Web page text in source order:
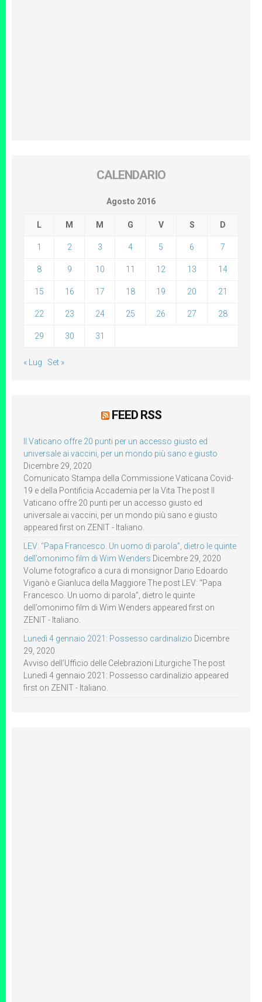
CALENDARIO
Agosto 2016
L M M G V S D
1 2 3 4 5 6 7
8 9 10 11 12 13 14
15 16 17 18 19 20 21
22 23 24 25 26 27 28
29 30 31
« Lug Set »
FEED RSS
Il Vaticano offre 20 punti per un accesso giusto ed
universale ai vaccini, per un mondo più sano e giusto
Dicembre 29, 2020
Comunicato Stampa della Commissione Vaticana Covid-
19 e della Pontificia Accademia per la Vita The post Il
Vaticano offre 20 punti per un accesso giusto ed
universale ai vaccini, per un mondo più sano e giusto
appeared first on ZENIT - Italiano.
LEV: “Papa Francesco. Un uomo di parola”, dietro le quinte
dell’omonimo film di Wim Wenders Dicembre 29, 2020
Volume fotografico a cura di monsignor Dario Edoardo
Viganò e Gianluca della Maggiore The post LEV: “Papa
Francesco. Un uomo di parola”, dietro le quinte
dell’omonimo film di Wim Wenders appeared first on
ZENIT - Italiano.
Lunedì 4 gennaio 2021: Possesso cardinalizio Dicembre
29, 2020
Avviso dell’Ufficio delle Celebrazioni Liturgiche The post
Lunedì 4 gennaio 2021: Possesso cardinalizio appeared
first on ZENIT - Italiano.